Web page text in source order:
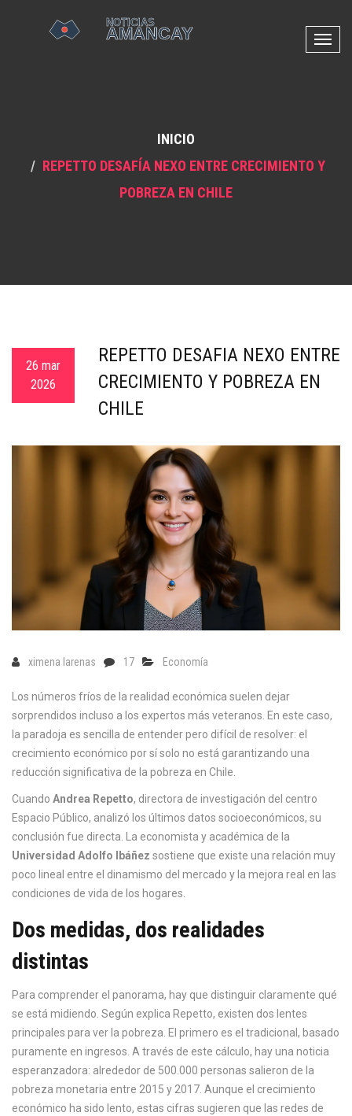
N
i
a
c
INICIO
REPETTO DESAFÍA NEXO ENTRE CRECIMIENTO Y
POBREZA EN CHILE
26 mar
2026
REPETTO DESAFÍA NEXO ENTRE
CRECIMIENTO Y POBREZA EN
CHILE
ximena larenas 17 Economía
Los números fríos de la realidad económica suelen dejar
sorprendidos incluso a los expertos más veteranos. En este caso,
la paradoja es sencilla de entender pero difícil de resolver: el
crecimiento económico por sí solo no está garantizando una
reducción significativa de la pobreza en Chile.
Cuando Andrea Repetto, directora de investigación del centro
Espacio Público, analizó los últimos datos socioeconómicos, su
conclusión fue directa. La economista y académica de la
Universidad Adolfo Ibáñez sostiene que existe una relación muy
poco lineal entre el dinamismo del mercado y la mejora real en las
condiciones de vida de los hogares.
Dos medidas, dos realidades
distintas
Para comprender el panorama, hay que distinguir claramente qué
se está midiendo. Según explica Repetto, existen dos lentes
principales para ver la pobreza. El primero es el tradicional, basado
puramente en ingresos. A través de este cálculo, hay una noticia
esperanzadora: alrededor de 500.000 personas salieron de la
pobreza monetaria entre 2015 y 2017. Aunque el crecimiento
económico ha sido lento, estas cifras sugieren que las redes de